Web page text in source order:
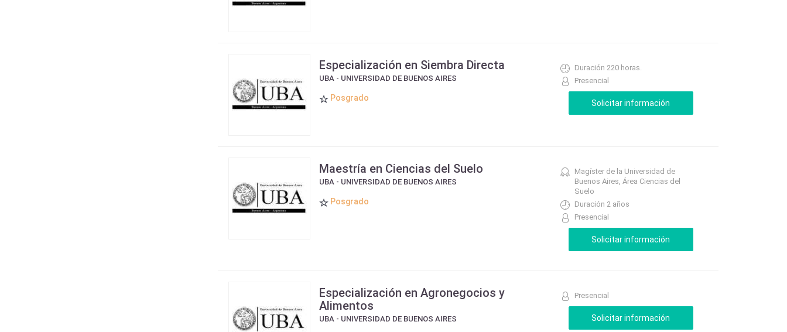
Especialización en Siembra Directa
UBA - UNIVERSIDAD DE BUENOS AIRES
Posgrado
Duración 220 horas.
Presencial
Maestría en Ciencias del Suelo
UBA - UNIVERSIDAD DE BUENOS AIRES
Posgrado
Magíster de la Universidad de
Buenos Aires, Área Ciencias del
Suelo
Duración 2 años
Presencial
Especialización en Agronegocios y
Alimentos
UBA - UNIVERSIDAD DE BUENOS AIRES
Presencial